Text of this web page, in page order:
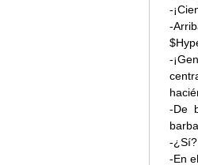
-
-
-
-De
-
-En